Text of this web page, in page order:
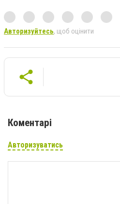
Авторизуйтесь, щоб оцінити
Коментарі
Авторизуватись